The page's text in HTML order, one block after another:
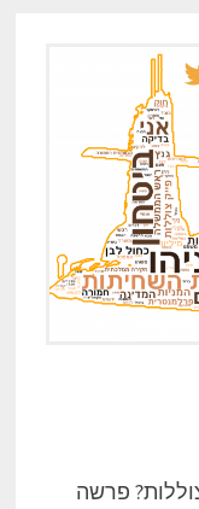
פרשה